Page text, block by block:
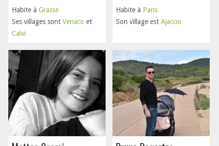
Habite à Grasse
Ses villages sont Venaco et
Calvi
Habite à Paris
Son village est Ajaccio